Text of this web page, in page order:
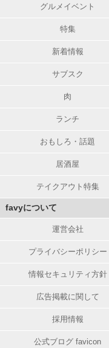
グルメイベント
特集
新着情報
サブスク
肉
ランチ
おもしろ・話題
居酒屋
テイクアウト特集
favyについて
運営会社
プライバシーポリシー
情報セキュリティ方針
広告掲載に関して
採用情報
公式ブログ favicon